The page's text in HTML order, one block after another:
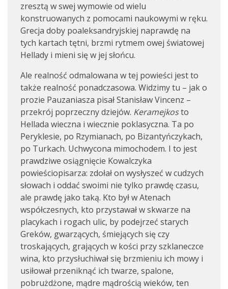
zresztą w swej wymowie od wielu
konstruowanych z pomocami naukowymi w ręku.
Grecja doby poaleksandryjskiej naprawdę na
tych kartach tętni, brzmi rytmem owej światowej
Hellady i mieni się w jej słońcu.
Ale realność odmalowana w tej powieści jest to
także realność ponadczasowa. Widzimy tu – jak o
prozie Pauzaniasza pisał Stanisław Vincenz –
przekrój poprzeczny dziejów. Keramejkosto
Hellada wieczna i wiecznie poklasyczna. Ta po
Peryklesie, po Rzymianach, po Bizantyńczykach,
po Turkach. Uchwycona mimochodem. I to jest
prawdziwe osiągnięcie Kowalczyka
powieściopisarza: zdołał on wysłyszeć w cudzych
słowach i oddać swoimi nie tylko prawdę czasu,
ale prawdę jako taką. Kto był w Atenach
współczesnych, kto przystawał w skwarze na
placykach i rogach ulic, by podejrzeć starych
Greków, gwarzących, śmiejących się czy
troskających, grających w kości przy szklaneczce
wina, kto przysłuchiwał się brzmieniu ich mowy i
usiłował przeniknąć ich twarze, spalone,
pobrużdżone, mądre mądrością wieków, ten